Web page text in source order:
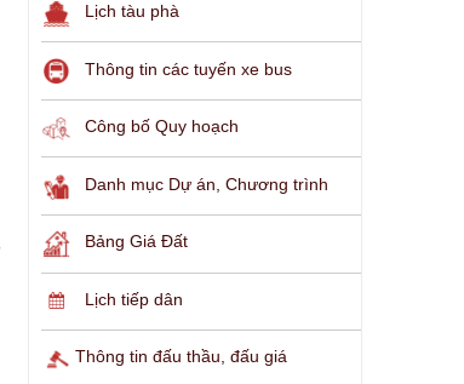
Lịch tàu phà
Thông tin các tuyến xe bus
Công bố Quy hoạch
Danh mục Dự án, Chương trình
Bảng Giá Đất
Lịch tiếp dân
Thông tin đấu thầu, đấu giá